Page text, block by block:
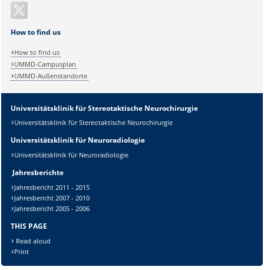
Sicherheitsabfrage:
Lösung:
How to find us
How to find us
UMMD-Campusplan
UMMD-Außenstandorte
Universitätsklinik für Stereotaktische Neurochirurgie
Universitätsklinik für Stereotaktische Neurochirurgie
Universitätsklinik für Neuroradiologie
Universitätsklinik für Neuroradiologie
Jahresberichte
Jahresbericht 2011 - 2015
Jahresbericht 2007 - 2010
Jahresbericht 2005 - 2006
THIS PAGE
Read aloud
Print